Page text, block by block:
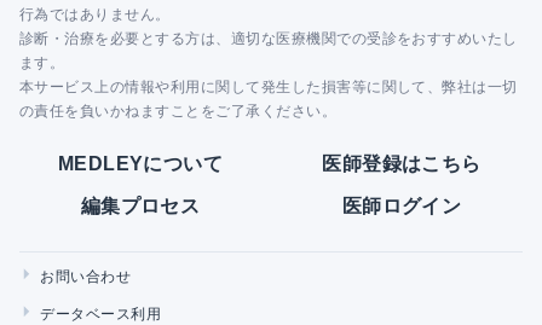
行為ではありません。
診断・治療を必要とする方は、適切な医療機関での受診をおすすめいたし
ます。
本サービス上の情報や利用に関して発生した損害等に関して、弊社は一切
の責任を負いかねますことをご了承ください。
MEDLEYについて 医師登録はこちら
編集プロセス 医師ログイン
お問い合わせ
データベース利用